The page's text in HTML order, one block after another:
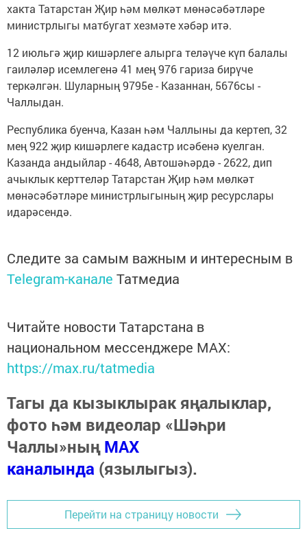
хакта Татарстан Җир һәм мөлкәт мөнәсәбәтләре
министрлыгы матбугат хезмәте хәбәр итә.
12 июльгә җир кишәрлеге алырга теләүче күп балалы
гаиләләр исемлегенә 41 мең 976 гариза бирүче
теркәлгән. Шуларның 9795е - Казаннан, 5676сы -
Чаллыдан.
Республика буенча, Казан һәм Чаллыны да кертеп, 32
мең 922 җир кишәрлеге кадастр исәбенә куелган.
Казанда андыйлар - 4648, Автошәһәрдә - 2622, дип
ачыклык керттеләр Татарстан Җир һәм мөлкәт
мөнәсәбәтләре министрлыгының җир ресурслары
идарәсендә.
Следите за самым важным и интересным в
Telegram-канале Татмедиа
Читайте новости Татарстана в
национальном мессенджере MАХ:
https://max.ru/tatmedia
Тагы да кызыклырак яңалыклар,
фото һәм видеолар «Шәһри
Чаллы»ныңMAX
каналында (язылыгыз).
Перейти на страницу новости